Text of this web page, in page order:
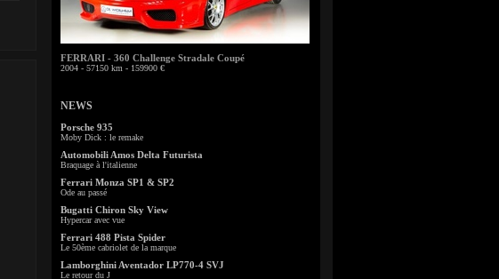
FERRARI - 360 Challenge Stradale Coupé
2004 - 57150 km - 159900 €
NEWS
Porsche 935
Moby Dick : le remake
Automobili Amos Delta Futurista
Braquage à l'italienne
Ferrari Monza SP1 & SP2
Ode au passé
Bugatti Chiron Sky View
Hypercar avec vue
Ferrari 488 Pista Spider
Le 50ème cabriolet de la marque
Lamborghini Aventador LP770-4 SVJ
Le retour du J